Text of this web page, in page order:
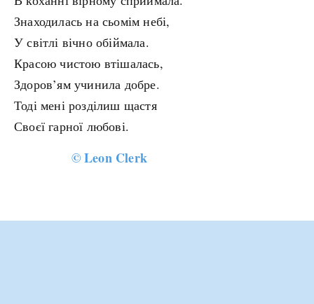
Знаходилась на сьомім небі,
У світлі вічно обіймала.
Красою чистою втішалась,
Здоров’ям учинила добре.
Тоді мені розділиш щастя
Своєї гарної любові.
©Leon Clerk